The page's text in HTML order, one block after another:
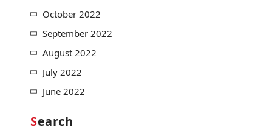
October 2022
September 2022
August 2022
July 2022
June 2022
Search